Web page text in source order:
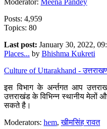
Moderator: Meena Pandey
Posts: 4,959
Topics: 80
Last post: January 30, 2022,
Places... by Bhishma Kukreti
Culture of Uttarakhand -
इस विभाग के अर्न्तगत आप
उत्तराखंड के विभिन्न स्थानीय मेलों
सकते है।
Moderators: hem,खीमसिंह रावत